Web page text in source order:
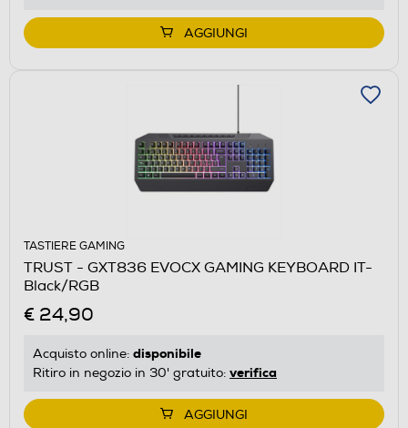
AGGIUNGI
TASTIERE GAMING
TRUST - GXT836 EVOCX GAMING KEYBOARD IT-
Black/RGB
€ 24,90
Acquisto online: disponibile
Ritiro in negozio in 30' gratuito: verifica
AGGIUNGI